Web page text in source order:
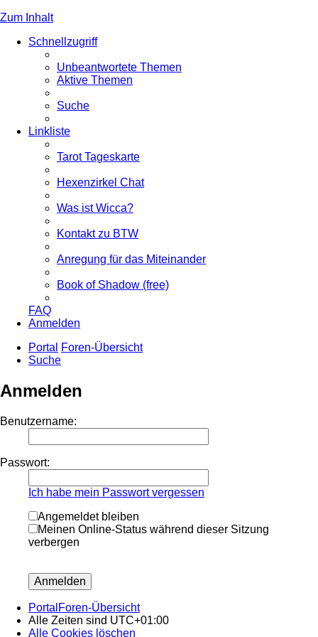
Zum Inhalt
Schnellzugriff
Unbeantwortete Themen
Aktive Themen
Suche
Linkliste
Tarot Tageskarte
Hexenzirkel Chat
Was ist Wicca?
Kontakt zu BTW
Anregung für das Miteinander
Book of Shadow (free)
FAQ
Anmelden
Portal
Foren-Übersicht
Suche
Anmelden
Benutzername:
Passwort:
Ich habe mein Passwort vergessen
Angemeldet bleiben
Meinen Online-Status während dieser Sitzung
verbergen
Portal Foren-Übersicht
Alle Zeiten sind UTC+01:00
Alle Cookies löschen